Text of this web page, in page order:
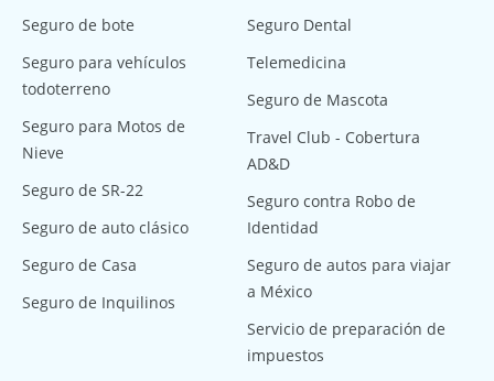
Seguro de bote
Seguro para vehículos
todoterreno
Seguro para Motos de
Nieve
Seguro de SR-22
Seguro de auto clásico
Seguro de Casa
Seguro de Inquilinos
Seguro Dental
Telemedicina
Seguro de Mascota
Travel Club - Cobertura
AD&D
Seguro contra Robo de
Identidad
Seguro de autos para viajar
a México
Servicio de preparación de
impuestos